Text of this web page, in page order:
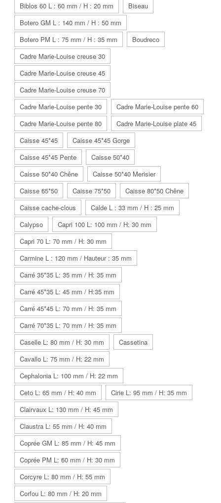
Biblos 60 L : 60 mm / H : 20 mm
Biseau
Botero GM L : 140 mm / H : 50 mm
Botero PM L : 75 mm / H : 35 mm
Boudreco
Cadre Marie-Louise creuse 30
Cadre Marie-Louise creuse 45
Cadre Marie-Louise creuse 70
Cadre Marie-Louise pente 30
Cadre Marie-Louise pente 60
Cadre Marie-Louise pente 80
Cadre Marie-Louise plate 45
Caisse 45*45
Caisse 45*45 Gorge
Caisse 45*45 Pente
Caisse 50*40
Caisse 50*40 Chêne
Caisse 50*40 Merisier
Caisse 65*50
Caisse 75*50
Caisse 80*50 Chêne
Caisse cache-clous
Calde L : 33 mm / H : 25 mm
Calypso
Capri 100 L: 100 mm / H: 30 mm
Capri 70 L: 70 mm / H: 30 mm
Carmine L : 120 mm / Hauteur : 35 mm
Carré 35*35 L: 35 mm / H: 35 mm
Carré 45*35 L: 45 mm / H:35 mm
Carré 45*45 L: 70 mm / H: 35 mm
Carré 70*35 L: 70 mm / H: 35 mm
Caselle L: 80 mm / H: 30 mm
Cassetina
Cavallo L: 75 mm / H: 22 mm
Cephalonia L: 100 mm / H: 22 mm
Ceto L: 65 mm / H: 40 mm
Cirie L: 95 mm / H: 35 mm
Clairvaux L: 130 mm / H: 45 mm
Claustra L: 55 mm / H: 40 mm
Coprée GM L: 85 mm / H: 45 mm
Coprée PM L: 60 mm / H: 30 mm
Corcyre L: 80 mm / H: 55 mm
Corfou L: 80 mm / H: 20 mm